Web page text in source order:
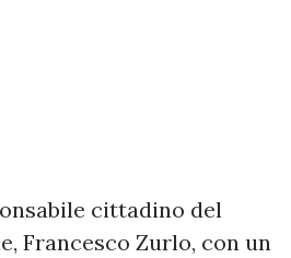
cittadino del
Francesco Zurlo, con un